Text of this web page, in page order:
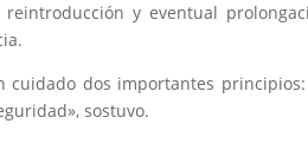
y eventual
cuidado dos importantes
sostuvo.